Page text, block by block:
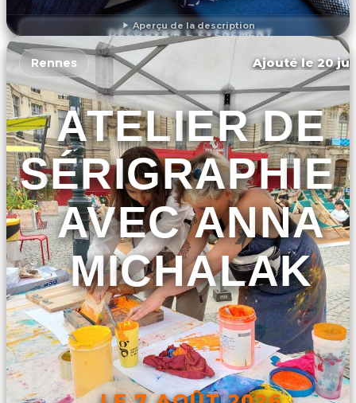
Aperçu de la description
DÉCOUVRIR L'ÉVÉNEMENT
Rennes Ajouté le 20
ATELIER DE
SÉRIGRAPHIE
AVEC ANNA
MICHALAK